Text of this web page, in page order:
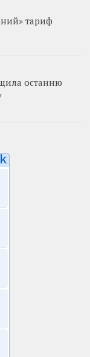
тариф
останню